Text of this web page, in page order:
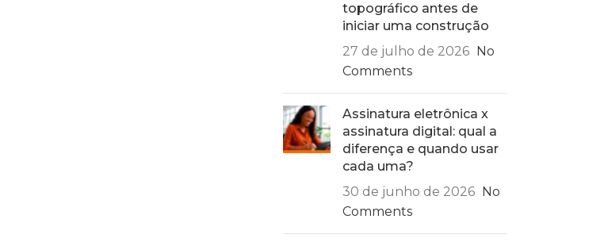
topográfico antes de
iniciar uma construção
27 de julho de 2026 No
Comments
Assinatura eletrônica x
assinatura digital: qual a
diferença e quando usar
cada uma?
30 de junho de 2026 No
Comments